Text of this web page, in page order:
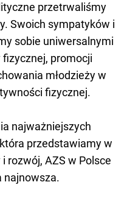
przetrwaliśmy
Swoich sympatyków i
sobie uniwersalnymi
promocji
młodzieży w
fizycznej.
najważniejszych
przedstawiamy w
rozwój, AZS w Polsce
najnowsza.